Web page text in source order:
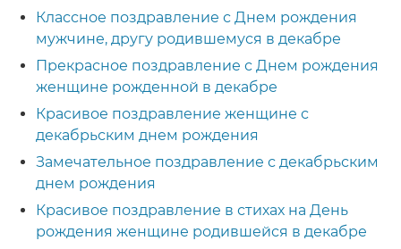
Классное поздравление с Днем рождения
мужчине, другу родившемуся в декабре
Прекрасное поздравление с Днем рождения
женщине рожденной в декабре
Красивое поздравление женщине с
декабрьским днем рождения
Замечательное поздравление с декабрьским
днем рождения
Красивое поздравление в стихах на День
рождения женщине родившейся в декабре